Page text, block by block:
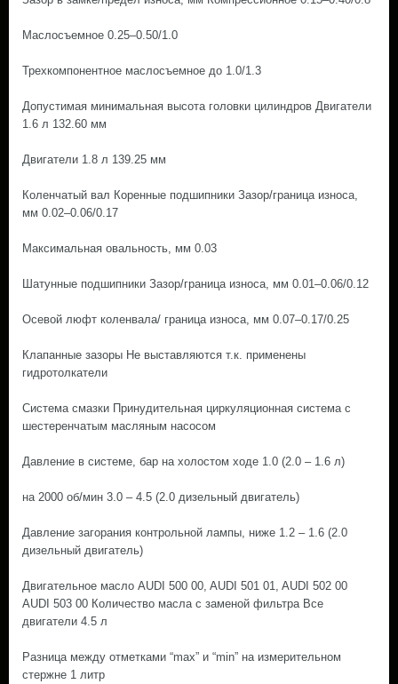
Маслосъемное 0.25–0.50/1.0
Трехкомпонентное маслосъемное до 1.0/1.3
Допустимая минимальная высота головки цилиндров Двигатели
1.6 л 132.60 мм
Двигатели 1.8 л 139.25 мм
Коленчатый вал Коренные подшипники Зазор/граница износа,
мм 0.02–0.06/0.17
Максимальная овальность, мм 0.03
Шатунные подшипники Зазор/граница износа, мм 0.01–0.06/0.12
Осевой люфт коленвала/ граница износа, мм 0.07–0.17/0.25
Клапанные зазоры Не выставляются т.к. применены
гидротолкатели
Система смазки Принудительная циркуляционная система с
шестеренчатым масляным насосом
Давление в системе, бар на холостом ходе 1.0 (2.0 – 1.6 л)
на 2000 об/мин 3.0 – 4.5 (2.0 дизельный двигатель)
Давление загорания контрольной лампы, ниже 1.2 – 1.6 (2.0
дизельный двигатель)
Двигательное масло AUDI 500 00, AUDI 501 01, AUDI 502 00
AUDI 503 00 Количество масла с заменой фильтра Все
двигатели 4.5 л
Разница между отметками “max” и “min” на измерительном
стержне 1 литр